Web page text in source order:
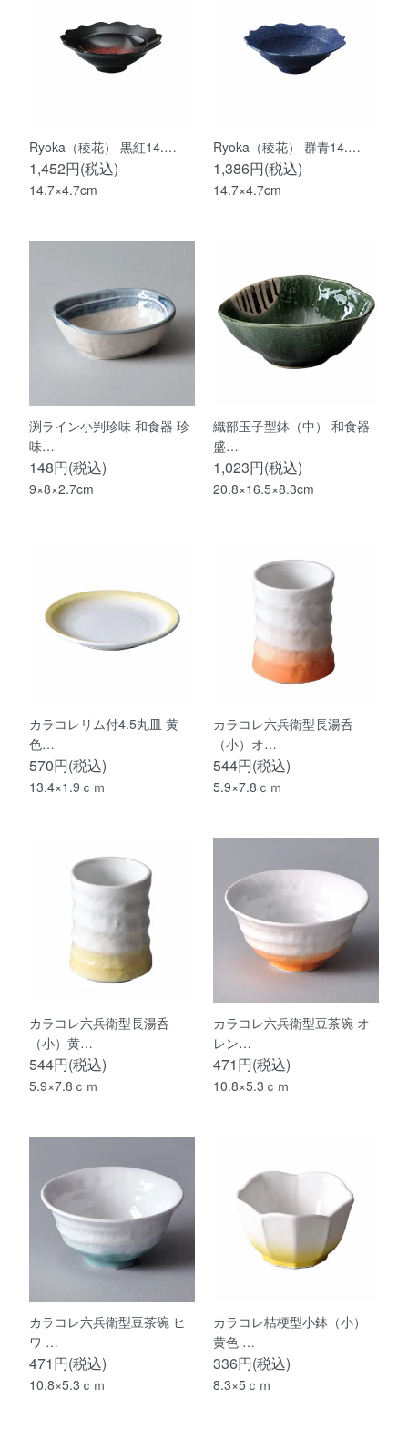
Ryoka（稜花） 黒紅14.…
1,452円(税込)
14.7×4.7cm
Ryoka（稜花） 群青14.…
1,386円(税込)
14.7×4.7cm
渕ライン小判珍味 和食器 珍
味…
148円(税込)
9×8×2.7cm
織部玉子型鉢（中） 和食器
盛…
1,023円(税込)
20.8×16.5×8.3cm
カラコレリム付4.5丸皿 黄
色…
570円(税込)
13.4×1.9ｃｍ
カラコレ六兵衛型長湯呑
（小）オ…
544円(税込)
5.9×7.8ｃｍ
カラコレ六兵衛型長湯呑
（小）黄…
544円(税込)
5.9×7.8ｃｍ
カラコレ六兵衛型豆茶碗 オ
レン…
471円(税込)
10.8×5.3ｃｍ
カラコレ六兵衛型豆茶碗 ヒ
ワ …
471円(税込)
10.8×5.3ｃｍ
カラコレ桔梗型小鉢（小）
黄色 …
336円(税込)
8.3×5ｃｍ